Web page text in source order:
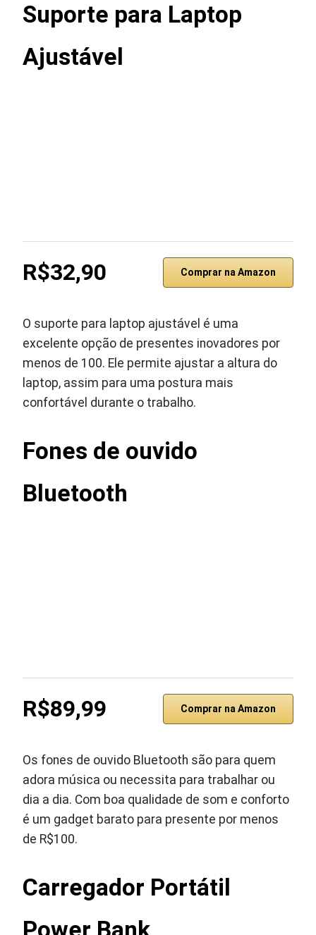
Suporte para Laptop
Ajustável
R$32,90 Comprar na Amazon
O suporte para laptop ajustável é uma
excelente opção de presentes inovadores por
menos de 100. Ele permite ajustar a altura do
laptop, assim para uma postura mais
confortável durante o trabalho.
Fones de ouvido
Bluetooth
R$89,99 Comprar na Amazon
Os fones de ouvido Bluetooth são para quem
adora música ou necessita para trabalhar ou
dia a dia. Com boa qualidade de som e conforto
é um gadget barato para presente por menos
de R$100.
Carregador Portátil